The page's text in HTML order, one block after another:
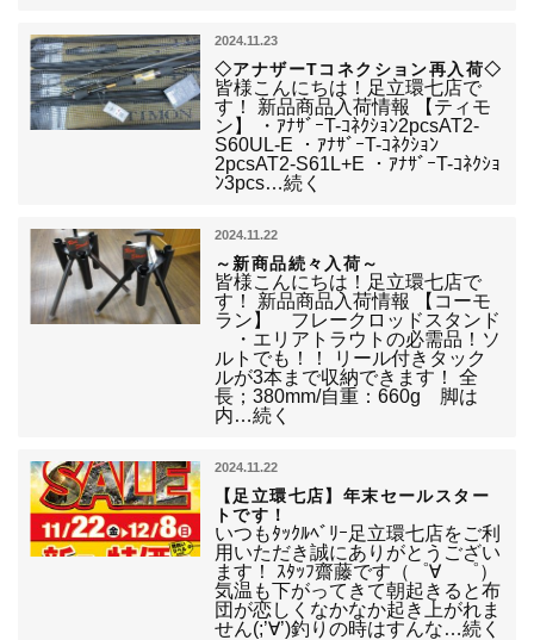
2024.11.23
◇アナザーTコネクション再入荷◇
皆様こんにちは！足立環七店で
す！ 新品商品入荷情報 【ティモ
ン】 ・ｱﾅｻﾞｰT-ｺﾈｸｼｮﾝ2pcsAT2-
S60UL-E ・ｱﾅｻﾞｰT-ｺﾈｸｼｮﾝ
2pcsAT2-S61L+E ・ｱﾅｻﾞｰT-ｺﾈｸｼｮ
ﾝ3pcs…続く
2024.11.22
～新商品続々入荷～
皆様こんにちは！足立環七店で
す！ 新品商品入荷情報 【コーモ
ラン】 フレークロッドスタンド
・エリアトラウトの必需品！ソ
ルトでも！！ リール付きタック
ルが3本まで収納できます！ 全
長；380mm/自重：660g 脚は
内…続く
2024.11.22
【足立環七店】年末セールスター
トです！
いつもﾀｯｸﾙﾍﾞﾘｰ足立環七店をご利
用いただき誠にありがとうござい
ます！ ｽﾀｯﾌ齋藤です（゜∀ ゜）
気温も下がってきて朝起きると布
団が恋しくなかなか起き上がれま
せん(;’∀’)釣りの時はすんな…続く